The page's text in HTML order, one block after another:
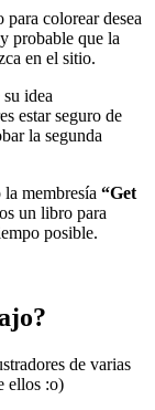
para colorear desea
probable que la
en el sitio.
idea
estar seguro de
la segunda
membresía “Get
un libro para
posible.
de varias
ellos :o)